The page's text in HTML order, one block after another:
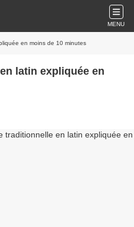
MENU
en moins de 10 minutes
latin expliquée en